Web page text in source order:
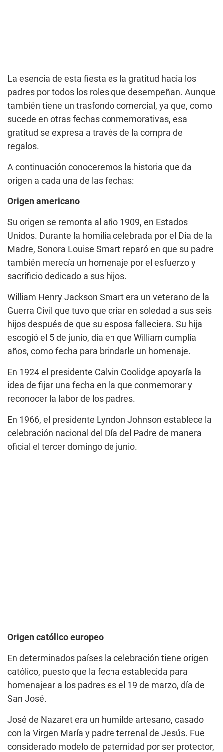
La esencia de esta fiesta es la gratitud hacia los
padres por todos los roles que desempeñan. Aunque
también tiene un trasfondo comercial, ya que, como
sucede en otras fechas conmemorativas, esa
gratitud se expresa a través de la compra de
regalos.
A continuación conoceremos la historia que da
origen a cada una de las fechas:
Origen americano
Su origen se remonta al año 1909, en Estados
Unidos. Durante la homilía celebrada por el Día de la
Madre, Sonora Louise Smart reparó en que su padre
también merecía un homenaje por el esfuerzo y
sacrificio dedicado a sus hijos.
William Henry Jackson Smart era un veterano de la
Guerra Civil que tuvo que criar en soledad a sus seis
hijos después de que su esposa falleciera. Su hija
escogió el 5 de junio, día en que William cumplía
años, como fecha para brindarle un homenaje.
En 1924 el presidente Calvin Coolidge apoyaría la
idea de fijar una fecha en la que conmemorar y
reconocer la labor de los padres.
En 1966, el presidente Lyndon Johnson establece la
celebración nacional del Día del Padre de manera
oficial el tercer domingo de junio.
Origen católico europeo
En determinados países la celebración tiene origen
católico, puesto que la fecha establecida para
homenajear a los padres es el 19 de marzo, día de
San José.
José de Nazaret era un humilde artesano, casado
con la Virgen María y padre terrenal de Jesús. Fue
considerado modelo de paternidad por ser protector,